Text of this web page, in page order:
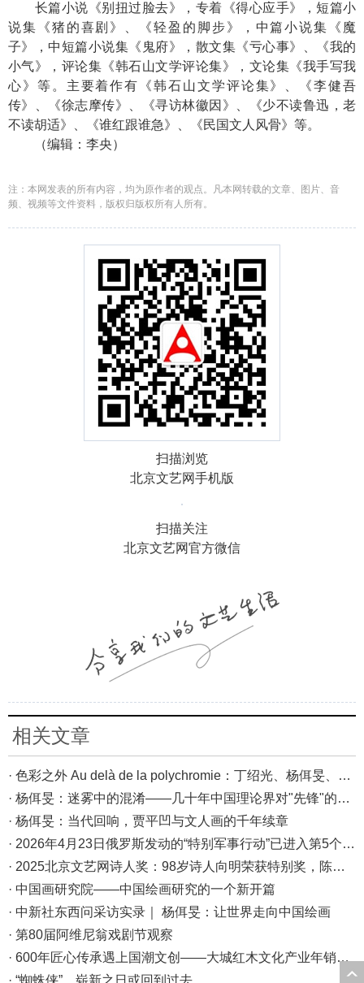
长篇小说《别扭过脸去》，专着《得心应手》，短篇小
说集《猪的喜剧》、《轻盈的脚步》，中篇小说集《魔
子》，中短篇小说集《鬼府》，散文集《亏心事》、《我的
小气》，评论集《韩石山文学评论集》，文论集《我手写我
心》等。主要着作有《韩石山文学评论集》、《李健吾
传》、《徐志摩传》、《寻访林徽因》、《少不读鲁迅，老
不读胡适》、《谁红跟谁急》、《民国文人风骨》等。
（编辑：李央）
注：本网发表的所有内容，均为原作者的观点。凡本网转载的文章、图片、音
频、视频等文件资料，版权归版权所有人所有。
扫描浏览
北京文艺网手机版
扫描关注
北京文艺网官方微信
相关文章
· 色彩之外 Au delà de la polychromie：丁绍光、杨佴旻、Alain Cardenas·Castro巴黎展
· 杨佴旻：迷雾中的混淆——几十年中国理论界对"先锋"的误读，对创作的误导
· 杨佴旻：当代回响，贾平凹与文人画的千年续章
· 2026年4月23日俄罗斯发动的“特别军事行动”已进入第5个年头，俄乌局势最新综述
· 2025北京文艺网诗人奖：98岁诗人向明荣获特别奖，陈东东荣获诗人奖，茱萸荣获年度诗人奖！
· 中国画研究院——中国绘画研究的一个新开篇
· 中新社东西问采访实录｜ 杨佴旻：让世界走向中国绘画
· 第80届阿维尼翁戏剧节观察
· 600年匠心传承遇上国潮文创——大城红木文化产业年销80亿的“火”与“活”
· “蜘蛛侠”，崭新之日或回到过去